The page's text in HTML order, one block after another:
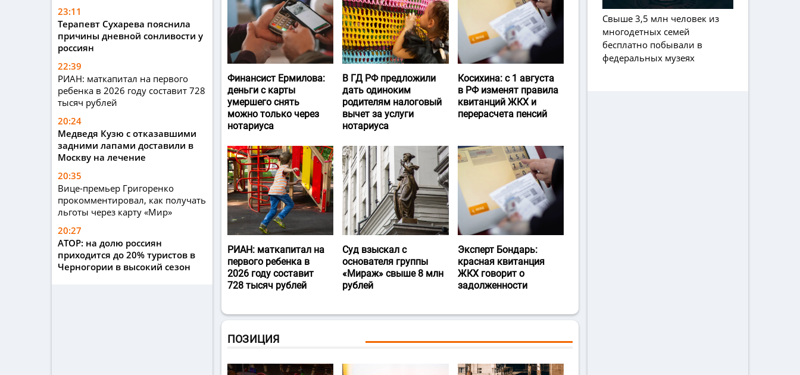
23:11
Терапевт Сухарева пояснила
причины дневной сонливости у
россиян
22:39
РИАН: маткапитал на первого
ребенка в 2026 году составит 728
тысяч рублей
20:24
Медведя Кузю с отказавшими
задними лапами доставили в
Москву на лечение
20:35
Вице-премьер Григоренко
прокомментировал, как получать
льготы через карту «Мир»
20:27
АТОР: на долю россиян
приходится до 20% туристов в
Черногории в высокий сезон
Финансист Ермилова:
деньги с карты
умершего снять
можно только через
нотариуса
В ГД РФ предложили
дать одиноким
родителям налоговый
вычет за услуги
нотариуса
Косихина: с 1 августа
в РФ изменят правила
квитанций ЖКХ и
перерасчета пенсий
РИАН: маткапитал на
первого ребенка в
2026 году составит
728 тысяч рублей
Суд взыскал с
основателя группы
«Мираж» свыше 8 млн
рублей
Эксперт Бондарь:
красная квитанция
ЖКХ говорит о
задолженности
ПОЗИЦИЯ
Свыше 3,5 млн человек из
многодетных семей
бесплатно побывали в
федеральных музеях